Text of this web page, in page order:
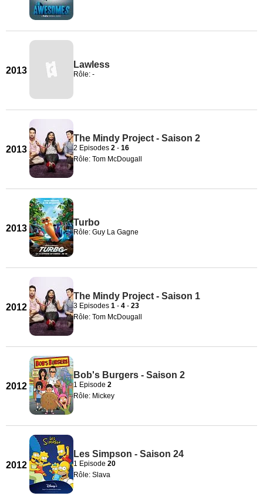
2013
Lawless
Rôle: -
2013
The Mindy Project - Saison 2
2 Episodes 2 - 16
Rôle: Tom McDougall
2013
Turbo
Rôle: Guy La Gagne
2012
The Mindy Project - Saison 1
3 Episodes 1 - 4 - 23
Rôle: Tom McDougall
2012
Bob's Burgers - Saison 2
1 Episode 2
Rôle: Mickey
2012
Les Simpson - Saison 24
1 Episode 20
Rôle: Slava